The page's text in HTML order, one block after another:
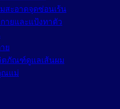
ะอาดจุดซ่อนเร้น
ายและแป้งทาตัว
ย
ตภัณฑ์ดูแลเส้นผม
ณแม่